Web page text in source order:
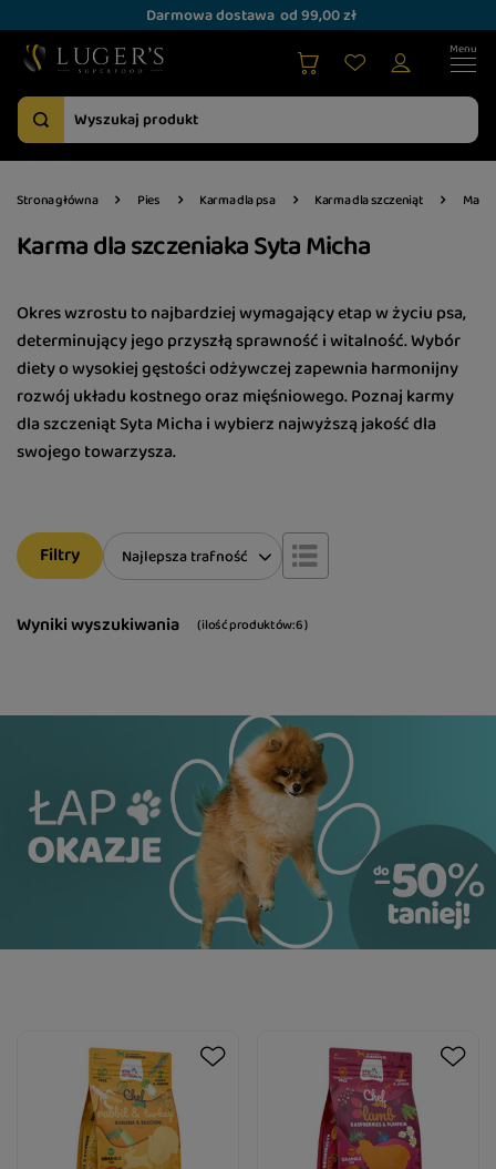
Darmowa dostawa od 99,00 zł
Strona główna Pies Karma dla psa Karma dla szczeniąt Marki
Karma dla szczeniaka Syta Micha
Okres wzrostu to najbardziej wymagający etap w życiu psa,
determinujący jego przyszłą sprawność i witalność. Wybór
diety o wysokiej gęstości odżywczej zapewnia harmonijny
rozwój układu kostnego oraz mięśniowego. Poznaj karmy
dla szczeniąt Syta Micha i wybierz najwyższą jakość dla
swojego towarzysza.
Wyniki wyszukiwania ( ilość produktów:6)
Zmień sortowanie
Najlepsza trafność
Filtry